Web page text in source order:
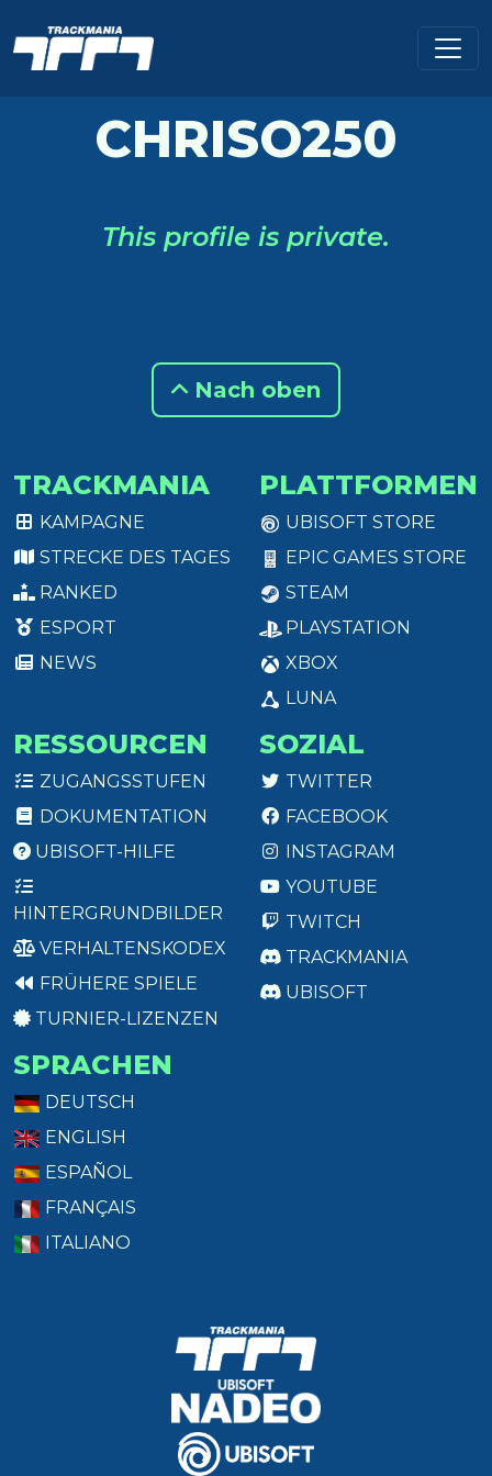
CHRISO250
This profile is private.
Nach oben
TRACKMANIA
KAMPAGNE
STRECKE DES TAGES
RANKED
ESPORT
NEWS
PLATTFORMEN
UBISOFT STORE
EPIC GAMES STORE
STEAM
PLAYSTATION
XBOX
LUNA
RESSOURCEN
ZUGANGSSTUFEN
DOKUMENTATION
UBISOFT-HILFE
HINTERGRUNDBILDER
VERHALTENSKODEX
FRÜHERE SPIELE
TURNIER-LIZENZEN
SOZIAL
TWITTER
FACEBOOK
INSTAGRAM
YOUTUBE
TWITCH
TRACKMANIA
UBISOFT
SPRACHEN
DEUTSCH
ENGLISH
ESPAÑOL
FRANÇAIS
ITALIANO